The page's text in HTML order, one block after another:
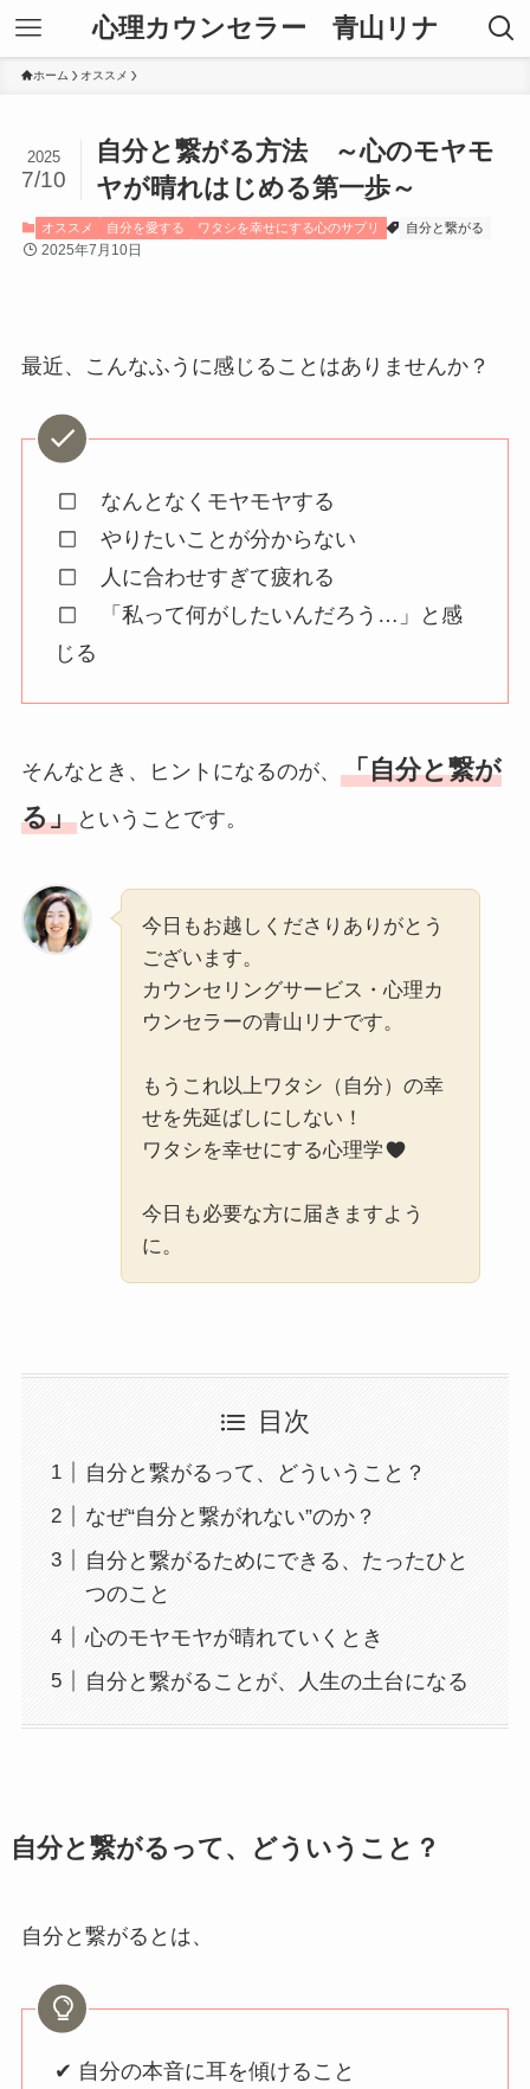
心理カウンセラー 青山リナ
ホーム オススメ
自分と繋がる方法 ～心のモヤモ
ヤが晴れはじめる第一歩～
2025
7/10
オススメ 自分を愛する ワタシを幸せにする心のサプリ 自分と繋がる
2025年7月10日
最近、こんなふうに感じることはありませんか？
なんとなくモヤモヤする
やりたいことが分からない
人に合わせすぎて疲れる
「私って何がしたいんだろう…」と感
じる
そんなとき、ヒントになるのが、 「自分と繋が
る」ということです。
今日もお越しくださりありがとう
ございます。
カウンセリングサービス・心理カ
ウンセラーの青山リナです。
もうこれ以上ワタシ（自分）の幸
せを先延ばしにしない！
ワタシを幸せにする心理学
今日も必要な方に届きますよう
に。
目次
自分と繋がるって、どういうこと？
なぜ“自分と繋がれない”のか？
自分と繋がるためにできる、たったひと
つのこと
心のモヤモヤが晴れていくとき
自分と繋がることが、人生の土台になる
自分と繋がるって、どういうこと？
自分と繋がるとは、
✔ 自分の本音に耳を傾けること